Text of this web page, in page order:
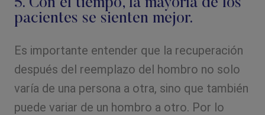
5. Con el tiempo, la mayoría de los
pacientes se sienten mejor.
Es importante entender que la recuperación
después del reemplazo del hombro no solo
varía de una persona a otra, sino que también
puede variar de un hombro a otro. Por lo